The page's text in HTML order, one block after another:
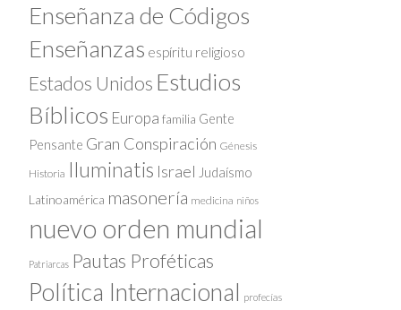
Enseñanza de Códigos
Enseñanzas espíritu religioso
Estados Unidos Estudios
Bíblicos Europa familia Gente
Pensante Gran Conspiración Génesis
Historia Iluminatis Israel Judaísmo
Latinoamérica masonería medicina niños
nuevo orden mundial
Patriarcas Pautas Proféticas
Política Internacional profecías